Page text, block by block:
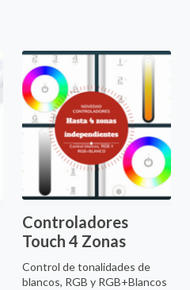
Controladores
Touch 4 Zonas
Control de tonalidades de
blancos, RGB y RGB+Blancos